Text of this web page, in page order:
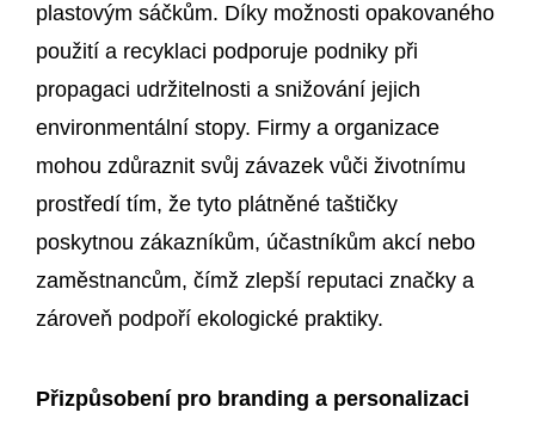
plastovým sáčkům. Díky možnosti opakovaného
použití a recyklaci podporuje podniky při
propagaci udržitelnosti a snižování jejich
environmentální stopy. Firmy a organizace
mohou zdůraznit svůj závazek vůči životnímu
prostředí tím, že tyto plátněné taštičky
poskytnou zákazníkům, účastníkům akcí nebo
zaměstnancům, čímž zlepší reputaci značky a
zároveň podpoří ekologické praktiky.
Přizpůsobení pro branding a personalizaci